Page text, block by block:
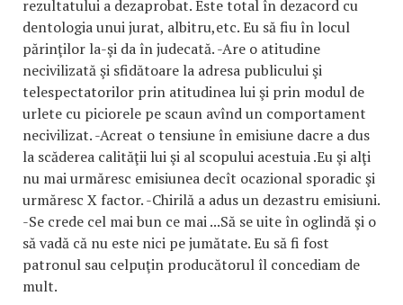
rezultatului a dezaprobat. Este total în dezacord cu
dentologia unui jurat, albitru,etc. Eu să fiu în locul
părinţilor la-şi da în judecată. -Are o atitudine
necivilizată şi sfidătoare la adresa publicului şi
telespectatorilor prin atitudinea lui şi prin modul de
urlete cu piciorele pe scaun avînd un comportament
necivilizat. -Acreat o tensiune în emisiune dacre a dus
la scăderea calităţii lui şi al scopului acestuia .Eu şi alţi
nu mai urmăresc emisiunea decît ocazional sporadic şi
urmăresc X factor. -Chirilă a adus un dezastru emisiuni.
-Se crede cel mai bun ce mai ...Să se uite în oglindă şi o
să vadă că nu este nici pe jumătate. Eu să fi fost
patronul sau celpuţin producătorul îl concediam de
mult.